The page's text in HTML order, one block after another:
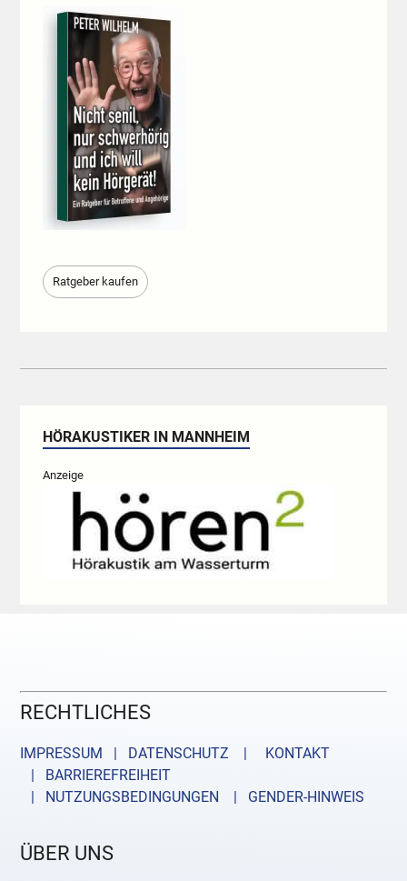
Ratgeber kaufen
HÖRAKUSTIKER IN MANNHEIM
Anzeige
RECHTLICHES
IMPRESSUM | DATENSCHUTZ |
KONTAKT
| BARRIEREFREIHEIT
| NUTZUNGSBEDINGUNGEN
| GENDER-HINWEIS
ÜBER UNS